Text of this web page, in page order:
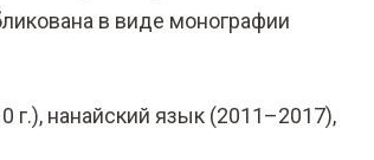
в виде монографии
г.), нанайский язык (2011–2017),